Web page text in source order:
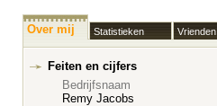
Over mij Statistieken Vrienden
Feiten en cijfers
Bedrijfsnaam
Remy Jacobs